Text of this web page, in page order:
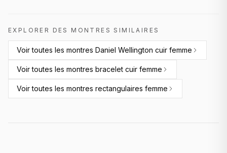
EXPLORER DES MONTRES SIMILAIRES
Voir toutes les montres Daniel Wellington cuir femme
Voir toutes les montres bracelet cuir femme
Voir toutes les montres rectangulaires femme